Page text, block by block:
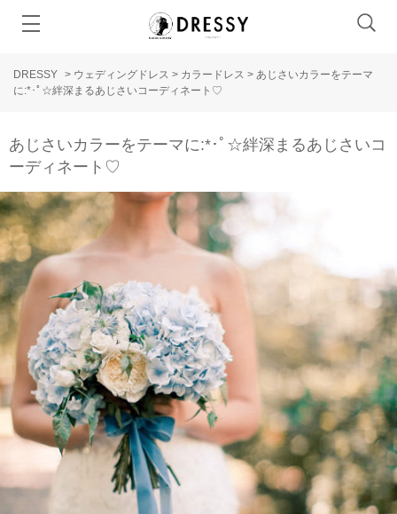
DRESSY > ウェディングドレス > カラードレス > あじさいカラーをテーマ
に:*･ﾟ☆絆深まるあじさいコーディネート♡
あじさいカラーをテーマに:*･ﾟ☆絆深まるあじさいコ
ーディネート♡